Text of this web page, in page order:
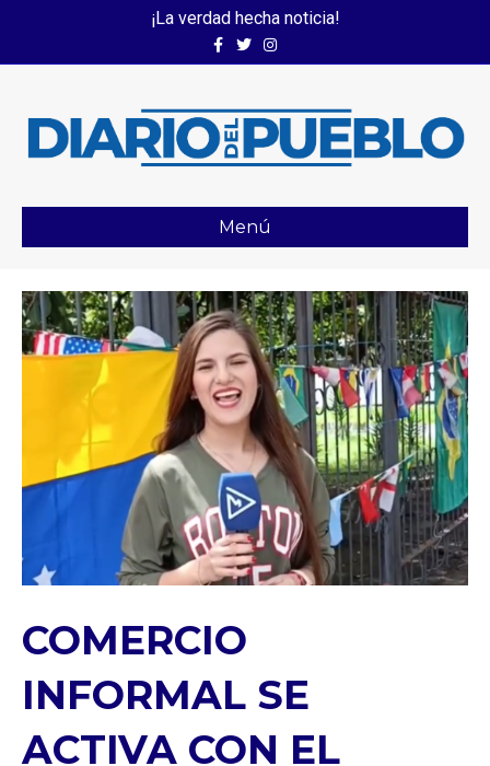
¡La verdad hecha noticia!
FacebookTwitterInstagram
Menú
COMERCIO
INFORMAL SE
ACTIVA CON EL